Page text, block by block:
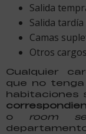
Salida
Salida tardía
Camas
Otros
Cualquier
que no
habitaciones
o room